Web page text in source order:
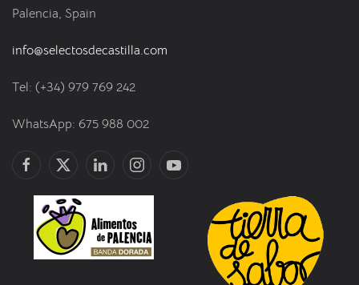
Palencia, Spain
info@selectosdecastilla.com
Tel: (+34) 979 769 242
WhatsApp: 675 988 002